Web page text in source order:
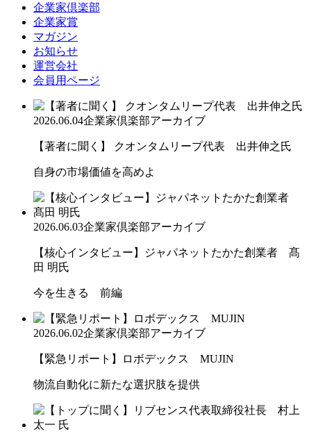
企業家倶楽部
企業家賞
マガジン
お知らせ
運営会社
会員用ページ
2026.06.04企業家倶楽部アーカイブ
【著者に聞く】 クオンタムリープ代表 出井伸之氏
自身の市場価値を高めよ
2026.06.03企業家倶楽部アーカイブ
【核心インタビュー】ジャパネットたかた創業者 髙
田 明氏
今を生きる 前編
2026.06.02企業家倶楽部アーカイブ
【緊急リポート】ロボデックス MUJIN
物流自動化に新たな選択肢を提供